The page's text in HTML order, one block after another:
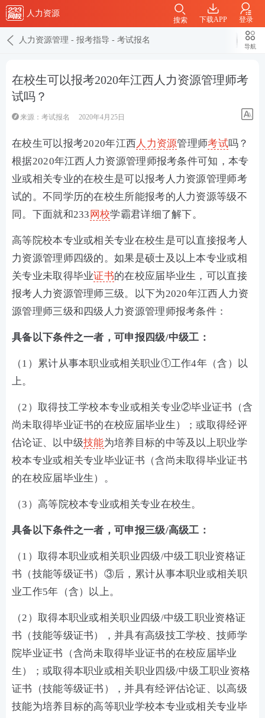
人力资源
下载APP 登录
搜索
人力资源管理 - 报考指导 - 考试报名
导航
在校生可以报考2020年江西人力资源管理师考
试吗？
来源： 考试报名 2020年4月25日
在校生可以报考2020年江西人力资源管理师考试吗？
根据2020年江西人力资源管理师报考条件可知，本专
业或相关专业的在校生是可以报考人力资源管理师考
试的。不同学历的在校生所能报考的人力资源等级不
同。下面就和233 网校学霸君详细了解下。
高等院校本专业或相关专业在校生是可以直接报考人
力资源管理师四级的。如果是硕士及以上本专业或相
关专业未取得毕业证书的在校应届毕业生，可以直接
报考人力资源管理师三级。以下为2020年江西人力资
源管理师三级和四级人力资源管理师报考条件：
具备以下条件之一者，可申报四级/中级工：
（1）累计从事本职业或相关职业①工作4年（含）以
上。
（2）取得技工学校本专业或相关专业②毕业证书（含
尚未取得毕业证书的在校应届毕业生）；或取得经评
估论证、以中级技能为培养目标的中等及以上职业学
校本专业或相关专业毕业证书（含尚未取得毕业证书
的在校应届毕业生）。
（3）高等院校本专业或相关专业在校生。
具备以下条件之一者，可申报三级/高级工：
（1）取得本职业或相关职业四级/中级工职业资格证
书（技能等级证书）③后，累计从事本职业或相关职
业工作5年（含）以上。
（2）取得本职业或相关职业四级/中级工职业资格证
书（技能等级证书），并具有高级技工学校、技师学
院毕业证书（含尚未取得毕业证书的在校应届毕业
生）；或取得本职业或相关职业四级/中级工职业资格
证书（技能等级证书），并具有经评估论证、以高级
技能为培养目标的高等职业学校本专业或相关专业毕